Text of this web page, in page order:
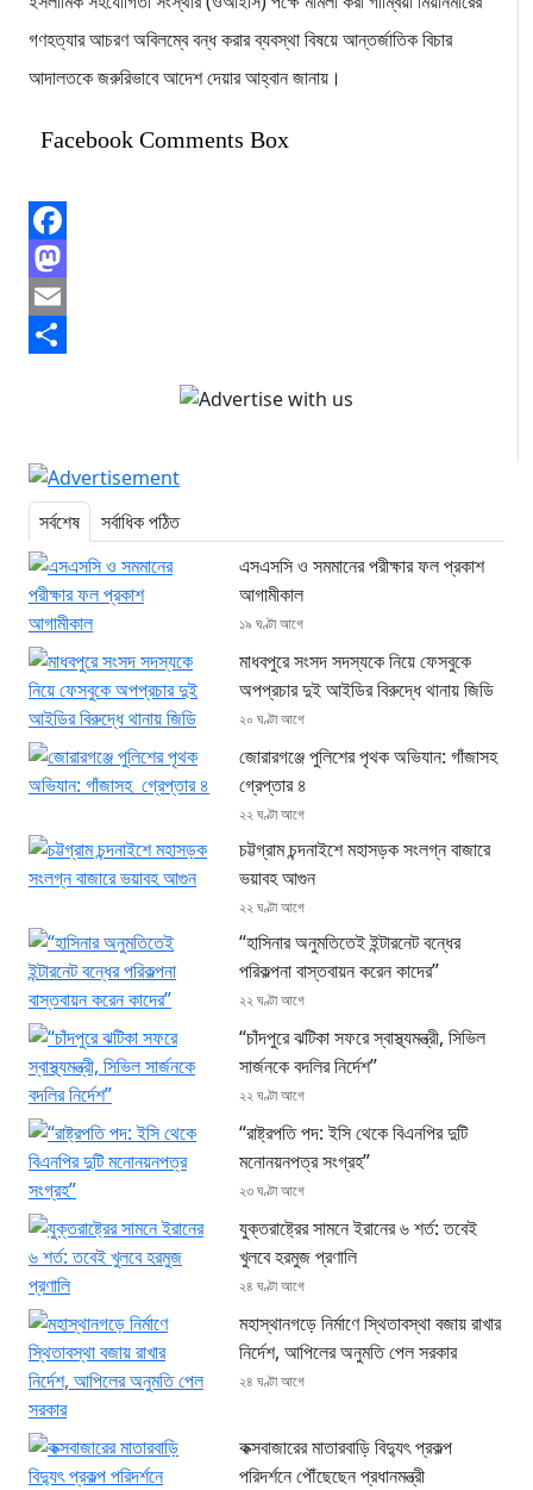
গণহত্যার আচরণ অবিলম্বে বন্ধ করার ব্যবস্থা বিষয়ে আন্তর্জাতিক বিচার
আদালতকে জরুরিভাবে আদেশ দেয়ার আহ্বান জানায়।
Facebook Comments Box
Facebook
Mastodon
Email
সর্বশেষ
সর্বাধিক পঠিত
এসএসসি ও সমমানের পরীক্ষার ফল প্রকাশ
আগামীকাল
১৯ ঘণ্টা আগে
মাধবপুরে সংসদ সদস্যকে নিয়ে ফেসবুকে
অপপ্রচার দুই আইডির বিরুদ্ধে থানায় জিডি
২০ ঘণ্টা আগে
জোরারগঞ্জে পুলিশের পৃথক অভিযান: গাঁজাসহ
গ্রেপ্তার ৪
২২ ঘণ্টা আগে
চট্টগ্রাম চন্দনাইশে মহাসড়ক সংলগ্ন বাজারে
ভয়াবহ আগুন
২২ ঘণ্টা আগে
“হাসিনার অনুমতিতেই ইন্টারনেট বন্ধের
পরিকল্পনা বাস্তবায়ন করেন কাদের”
২২ ঘণ্টা আগে
“চাঁদপুরে ঝটিকা সফরে স্বাস্থ্যমন্ত্রী, সিভিল
সার্জনকে বদলির নির্দেশ”
২২ ঘণ্টা আগে
“রাষ্ট্রপতি পদ: ইসি থেকে বিএনপির দুটি
মনোনয়নপত্র সংগ্রহ”
২৩ ঘণ্টা আগে
যুক্তরাষ্ট্রের সামনে ইরানের ৬ শর্ত: তবেই
খুলবে হরমুজ প্রণালি
২৪ ঘণ্টা আগে
মহাস্থানগড়ে নির্মাণে স্থিতাবস্থা বজায় রাখার
নির্দেশ, আপিলের অনুমতি পেল সরকার
২৪ ঘণ্টা আগে
কক্সবাজারের মাতারবাড়ি বিদ্যুৎ প্রকল্প
পরিদর্শনে পৌঁছেছেন প্রধানমন্ত্রী